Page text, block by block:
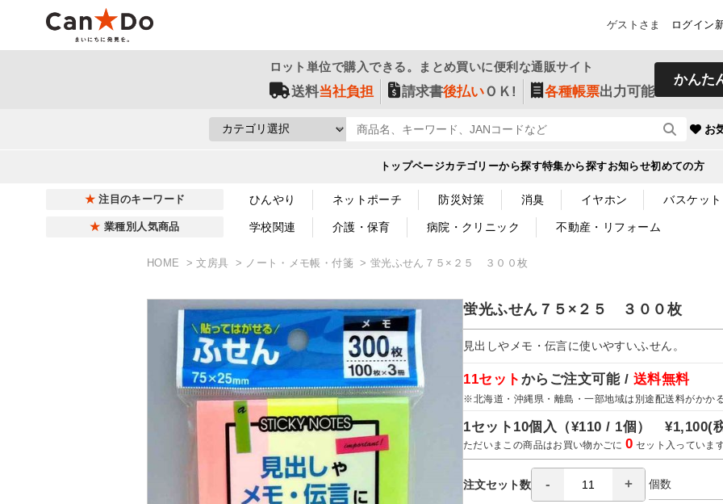
ゲストさま ログイン
ロット単位で購入できる。まとめ買いに便利な通販サイト
送料当社負担 請求書後払いＯＫ! 各種帳票出力可能
かんた
お
トップページカテゴリーから探す特集から探すお知らせ初めての方
注目のキーワード ひんやり ネットポーチ 防災対策 消臭 イヤホン バスケット
業種別人気商品 学校関連 介護・保育 病院・クリニック 不動産・リフォーム
HOME 文房具 ノート・メモ帳・付箋 蛍光ふせん７５×２５ ３００枚
蛍光ふせん７５×２５ ３００枚
見出しやメモ・伝言に使いやすいふせん。
11セット からご注文可能 / 送料無料
※北海道・沖縄県・離島・一部地域は別途配送料がかか
1セット10個入（¥110 / 1個）¥1,100(
ただいまこの商品はお買い物かごに0 セット入っていま
注文セット数 個数